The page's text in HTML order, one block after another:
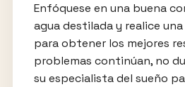
Enfóquese en una buena
agua destilada y realice
para obtener los mejores
problemas continúan, no
su especialista del sueño